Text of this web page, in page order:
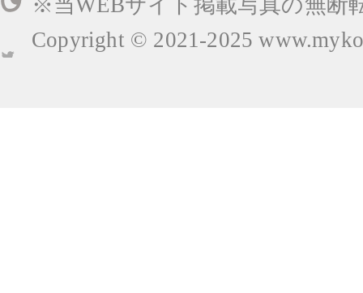
※当WEBサイト掲載写真の無断
Copyright © 2021-2025